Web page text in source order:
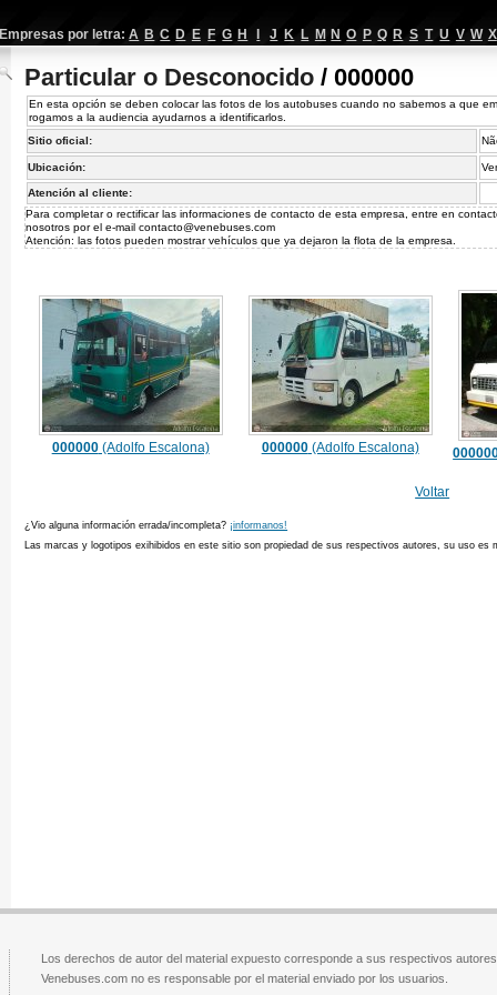
Empresas por letra: A B C D E F G H J K L M N O P Q R S T U V W X
Particular o Desconocido / 000000
En esta opción se deben colocar las fotos de los autobuses cuando no sabemos a que
rogamos a la audiencia ayudarnos a identificarlos.
Sitio oficial:
Ubicación:
Atención al cliente:
Para completar o rectificar las informaciones de contacto de esta empresa, entre en
nosotros por el e-mailcontacto@venebuses.com
Atención: las fotos pueden mostrar vehículos que ya dejaron la flota de la empresa.
000000(Adolfo Escalona) 000000(Adolfo Escalona)
Voltar
¿Vio alguna información errada/incompleta? ¡informanos!
Las marcas y logotipos exihibidos en este sitio son propiedad de sus respectivos autores, su uso es
Los derechos de autor del material expuesto corresponde a sus respectivos autores.
Venebuses.com no es responsable por el material enviado por los usuarios.